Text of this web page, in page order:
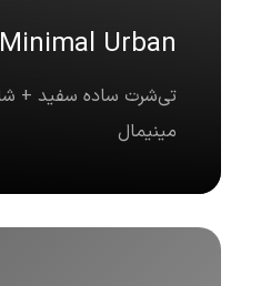
Minimal Urban
مینیمال